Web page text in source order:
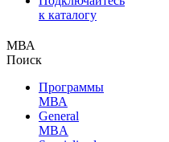
к каталогу
МВА
Поиск
Программы
МВА
General
MBA